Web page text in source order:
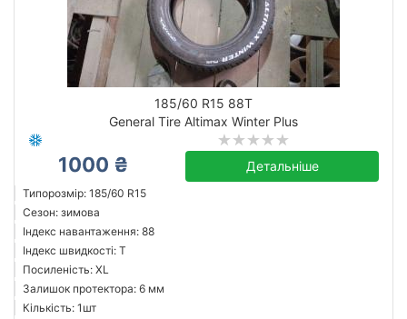
185/60 R15 88T
General Tire Altimax Winter Plus
1000 ₴ Детальніше
Типорозмір: 185/60 R15
Сезон: зимова
Індекс навантаження: 88
Індекс швидкості: T
Посиленість: XL
Залишок протектора: 6 мм
Кількість: 1шт